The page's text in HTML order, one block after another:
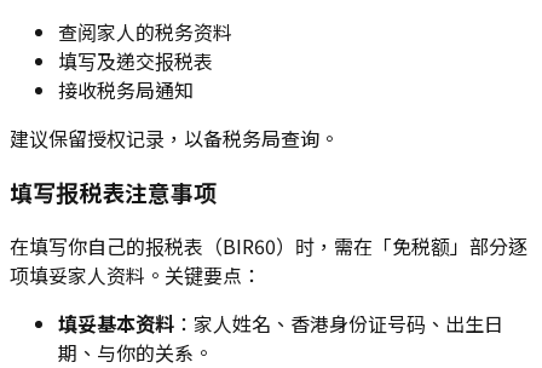
查阅家人的税务资料
填写及递交报税表
接收税务局通知
建议保留授权记录，以备税务局查询。
填写报税表注意事项
在填写你自己的报税表（BIR60）时，需在「免税额」部分逐
项填妥家人资料。关键要点：
填妥基本资料 ：家人姓名、香港身份证号码、出生日
期、与你的关系。